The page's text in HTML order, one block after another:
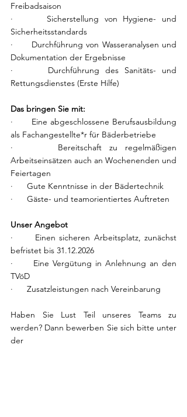
Freibadsaison
·      Sicherstellung von Hygiene- und
Sicherheitsstandards
·      Durchführung von Wasseranalysen und
Dokumentation der Ergebnisse
·      Durchführung des Sanitäts- und
Rettungsdienstes (Erste Hilfe)
Das bringen Sie mit:
·      Eine abgeschlossene Berufsausbildung
als Fachangestellte*r für Bäderbetriebe
·      Bereitschaft zu regelmäßigen
Arbeitseinsätzen auch an Wochenenden und
Feiertagen
·      Gute Kenntnisse in der Bädertechnik
·      Gäste- und teamorientiertes Auftreten
Unser Angebot
·      Einen sicheren Arbeitsplatz, zunächst
befristet bis 31.12.2026
·      Eine Vergütung in Anlehnung an den
TVöD
·      Zusatzleistungen nach Vereinbarung
Haben Sie Lust Teil unseres Teams zu
werden? Dann bewerben Sie sich bitte unter
der